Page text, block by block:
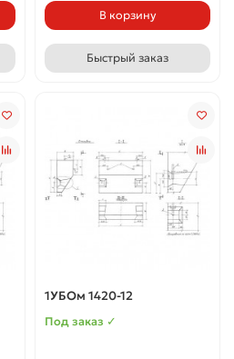
В корзину
Быстрый заказ
1УБОм 1420-12
Под заказ ✓